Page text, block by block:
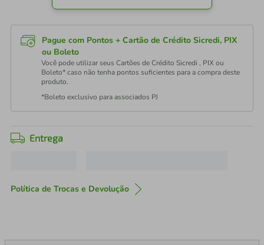
Pague com Pontos + Cartão de Crédito Sicredi, PIX
ou Boleto
Você pode utilizar seus Cartões de Crédito Sicredi , PIX ou
Boleto* caso não tenha pontos suficientes para a compra deste
produto.
*Boleto exclusivo para associados PJ
Entrega
Política de Trocas e Devolução